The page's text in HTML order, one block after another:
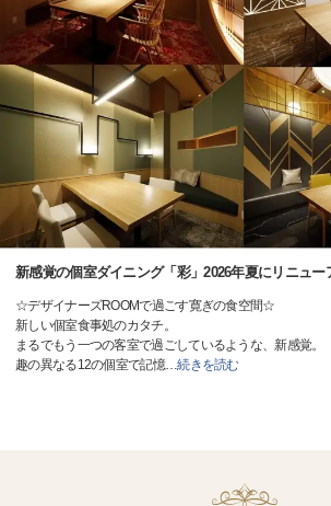
新感覚の個室ダイニング「彩」2026年夏にリニュー
☆デザイナーズROOMで過ごす寛ぎの食空間☆
新しい個室食事処のカタチ。
まるでもう一つの客室で過ごしているような、新感覚。
趣の異なる12の個室で記憶…続きを読む